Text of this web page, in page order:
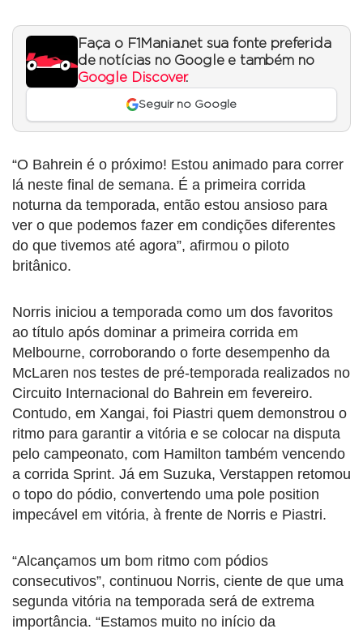
Faça o F1Mania.net sua fonte preferida
de notícias no Google e também no
Google Discover.
Seguir no Google
“O Bahrein é o próximo! Estou animado para correr
lá neste final de semana. É a primeira corrida
noturna da temporada, então estou ansioso para
ver o que podemos fazer em condições diferentes
do que tivemos até agora”, afirmou o piloto
britânico.
Norris iniciou a temporada como um dos favoritos
ao título após dominar a primeira corrida em
Melbourne, corroborando o forte desempenho da
McLaren nos testes de pré-temporada realizados no
Circuito Internacional do Bahrein em fevereiro.
Contudo, em Xangai, foi Piastri quem demonstrou o
ritmo para garantir a vitória e se colocar na disputa
pelo campeonato, com Hamilton também vencendo
a corrida Sprint. Já em Suzuka, Verstappen retomou
o topo do pódio, convertendo uma pole position
impecável em vitória, à frente de Norris e Piastri.
“Alcançamos um bom ritmo com pódios
consecutivos”, continuou Norris, ciente de que uma
segunda vitória na temporada será de extrema
importância. “Estamos muito no início da